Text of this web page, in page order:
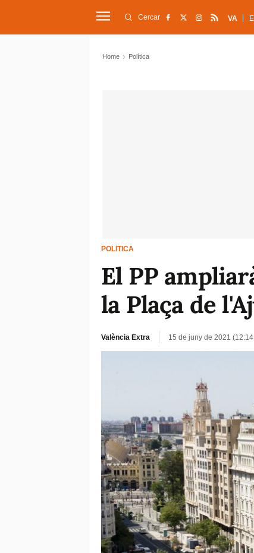
Cercar VA
Home Política
POLÍTICA
El PP
la Plaça de
València Extra 15 de juny de 2021